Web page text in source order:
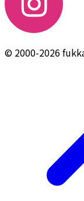
© 2000-2026